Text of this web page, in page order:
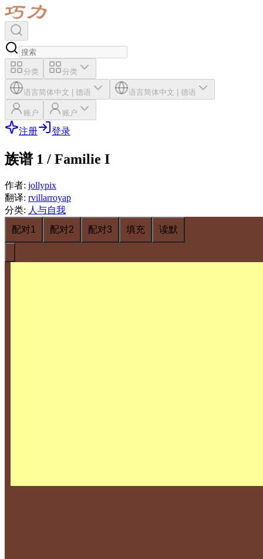
分类 分类
语言简体中文 | 德语 语言简体中文 | 德语
账户 账户
注册 登录
族谱 1 / Familie I
作者: jollypix
翻译: rvillarroyap
分类: 人与自我
配对1
配对2 配对3 填充 读默